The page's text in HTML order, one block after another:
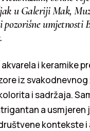
u Galeriji Mak,
pozorišne umjetnosti
i keramike
iz
i sadržaja.
a usmjeren
kontekste i